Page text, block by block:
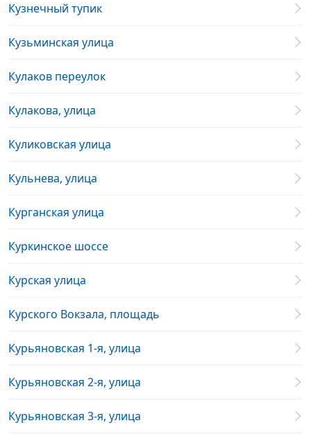
Кузнечный тупик
Кузьминская улица
Кулаков переулок
Кулакова, улица
Куликовская улица
Кульнева, улица
Курганская улица
Куркинское шоссе
Курская улица
Курского Вокзала, площадь
Курьяновская 1-я, улица
Курьяновская 2-я, улица
Курьяновская 3-я, улица